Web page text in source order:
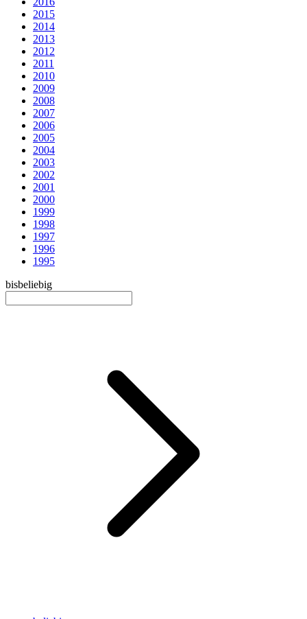
2015
2014
2013
2012
2011
2010
2009
2008
2007
2006
2005
2004
2003
2002
2001
2000
1999
1998
1997
1996
1995
bisbeliebig